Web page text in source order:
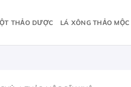
THẢO DƯỢC LÁ XÔNG THẢO MỘC